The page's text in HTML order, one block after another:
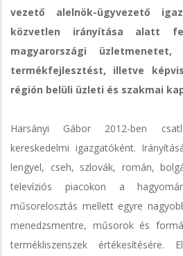
vezető alelnök-ügyvezető
közvetlen irányítása alatt
magyarországi
termékfejlesztést, illetve
régión belüli üzleti és szakmai
Harsányi Gábor 2012-ben
kereskedelmi igazgatóként.
lengyel, cseh, szlovák, román,
televíziós piacokon a
műsorelosztás mellett egyre
menedzsmentre, műsorok és
termékliszenszek